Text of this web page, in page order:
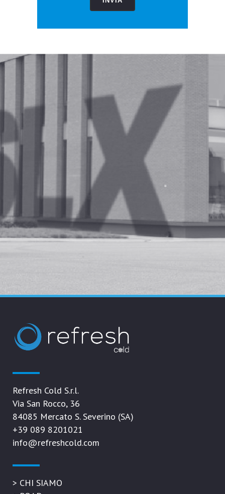
Refresh Cold S.r.l.
Via San Rocco, 36
84085 Mercato S. Severino (SA)
+39 089 8201021
info@refreshcold.com
> CHI SIAMO